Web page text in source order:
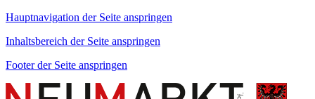
Hauptnavigation der Seite anspringen
Inhaltsbereich der Seite anspringen
Footer der Seite anspringen